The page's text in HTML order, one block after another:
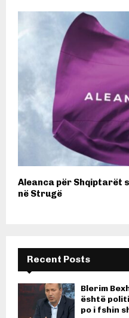
Aleanca për Shqiptarët
në Strugë
Recent Posts
Blerim
është
po i fshin